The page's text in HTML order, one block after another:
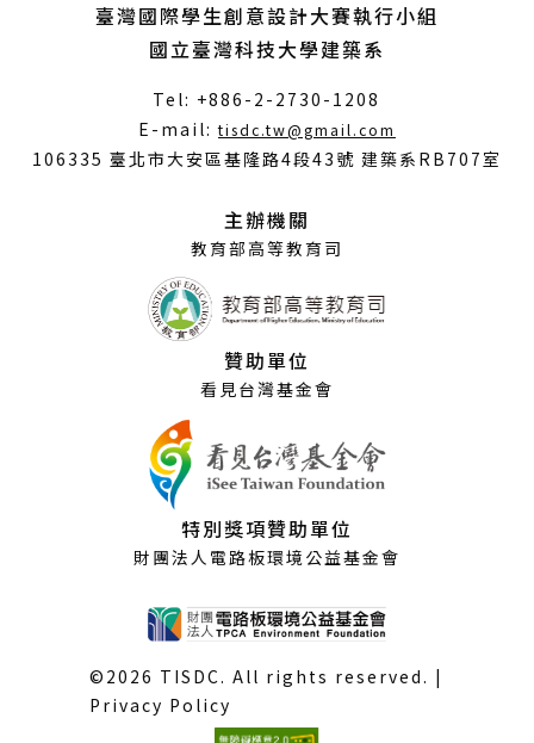
臺灣國際學生創意設計大賽執行小組
國立臺灣科技大學建築系
Tel: +886-2-2730-1208
E-mail:tisdc.tw@gmail.com
開
106335 臺北市大安區基隆路4段43號 建築系RB707室
主辦機關
教育部高等教育司
贊助單位
看見台灣基金會
特別獎項贊助單位
財團法人電路板環境公益基金會
©2026 TISDC. All rights reserved. |
Privacy Policy